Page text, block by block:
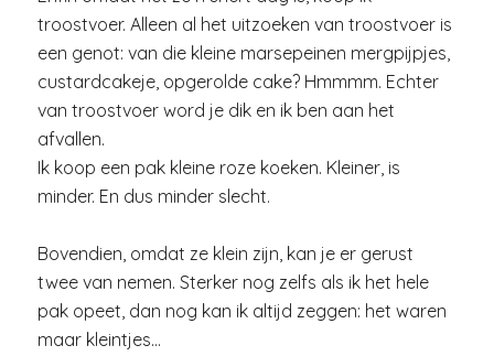
troostvoer. Alleen al het uitzoeken van troostvoer is
een genot: van die kleine marsepeinen mergpijpjes,
custardcakeje, opgerolde cake? Hmmmm. Echter
van troostvoer word je dik en ik ben aan het
afvallen.
Ik koop een pak kleine roze koeken. Kleiner, is
minder. En dus minder slecht.
Bovendien, omdat ze klein zijn, kan je er gerust
twee van nemen. Sterker nog zelfs als ik het hele
pak opeet, dan nog kan ik altijd zeggen: het waren
maar kleintjes…